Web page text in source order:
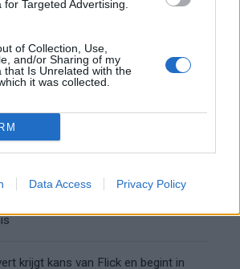
Targeted Advertising.
of Collection, Use,
and/or Sharing of my
that Is Unrelated with the
it was collected.
Data Access Privacy Policy
fans van genieten'
Ajax: waar zijn de
krijgt kans van Flick en begint in